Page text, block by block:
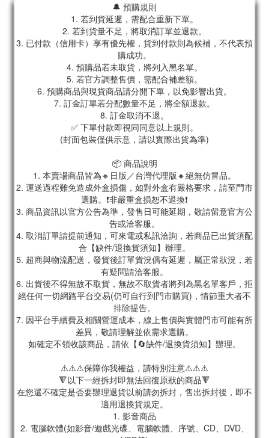
🔔 預購規則
1. 若到貨延遲，需配合重新下單。
2. 若到貨量不足，將取消訂單並退款。
3. 已付款（信用卡）享有優先權，貨到付款則為候補，不代表預
購成功。
4. 預購品若未取貨，將列入黑名單。
5. 若官方調整售價，需配合補差額。
6. 預購商品與現貨商品請分開下單，以免影響出貨。
7. 訂金訂單若分配數量不足，將全額退款。
8. 訂金取消不退。
✅ 下單付款即視同同意以上規則。
(封面包裝僅供示意，請以實際出貨為準)
📦 商品說明
1. 本賣場商品皆為🔸日版／台灣代理版🔸絕無仿冒品。
2. 運送過程難免造成外盒損傷，如對外盒有嚴格要求，請至門市
選購。❗非嚴重盒損恕不退換❗
3. 商品資訊以官方公告為準，發售日可能延期，敬請留意官方公
告或洽客服。
4. 取消訂單請提前通知，可來電或私訊洽詢，若商品已出貨須配
合【缺件/退換貨須知】辦理。
5. 超商與物流配送，發貨後訂單貨況偶有延遲，屬正常狀況，若
有疑問請洽客服。
6. 出貨後不得無故不取貨，無故不取貨者將列為黑名單客戶，拒
絕任何一切網路平台交易(仍可自行到門市購買)，情節重大者不
排除提告。
7. 因平台手續費及相關營運成本，線上售價與實體門市可能有所
差異，敬請理解並依需求選購。
如確定不領收該商品，請依【🔄缺件/退換貨須知】辦理。
⚠️⚠️⚠️保障你我權益，請特別注意⚠️⚠️⚠️
🔻以下一經拆封即無法回復原狀的商品🔻
在您還不確定是否要辦理退貨以前請勿拆封，售出拆封後，即不
適用退換貨規定。
1. 影音商品
2. 電腦軟體(如影音/遊戲光碟、電腦軟體、序號、CD、DVD、